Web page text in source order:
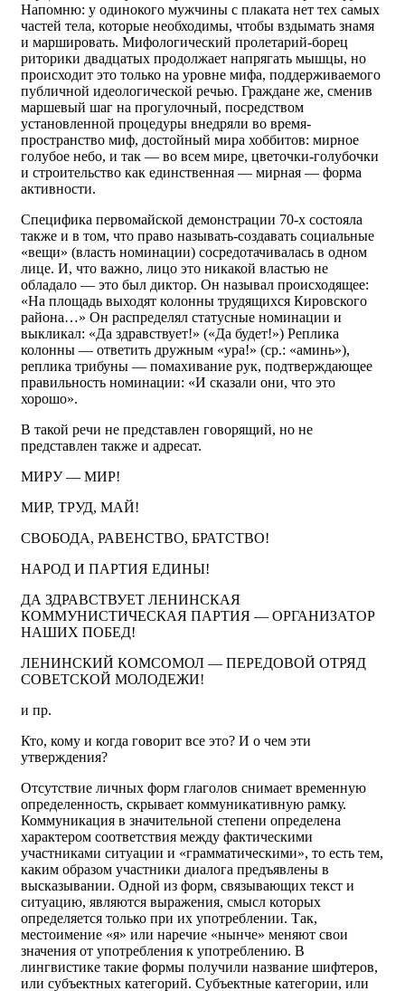
Напомню: у одинокого мужчины с плаката нет тех самых
частей тела, которые необходимы, чтобы вздымать знамя
и маршировать. Мифологический пролетарий-борец
риторики двадцатых продолжает напрягать мышцы, но
происходит это только на уровне мифа, поддерживаемого
публичной идеологической речью. Граждане же, сменив
маршевый шаг на прогулочный, посредством
установленной процедуры внедряли во время-
пространство миф, достойный мира хоббитов: мирное
голубое небо, и так — во всем мире, цветочки-голубочки
и строительство как единственная — мирная — форма
активности.
Специфика первомайской демонстрации 70-х состояла
также и в том, что право называть-создавать социальные
«вещи» (власть номинации) сосредотачивалась в одном
лице. И, что важно, лицо это никакой властью не
обладало — это был диктор. Он называл происходящее:
«На площадь выходят колонны трудящихся Кировского
района…» Он распределял статусные номинации и
выкликал: «Да здравствует!» («Да будет!») Реплика
колонны — ответить дружным «ура!» (ср.: «аминь»),
реплика трибуны — помахивание рук, подтверждающее
правильность номинации: «И сказали они, что это
хорошо».
В такой речи не представлен говорящий, но не
представлен также и адресат.
МИРУ — МИР!
МИР, ТРУД, МАЙ!
СВОБОДА, РАВЕНСТВО, БРАТСТВО!
НАРОД И ПАРТИЯ ЕДИНЫ!
ДА ЗДРАВСТВУЕТ ЛЕНИНСКАЯ
КОММУНИСТИЧЕСКАЯ ПАРТИЯ — ОРГАНИЗАТОР
НАШИХ ПОБЕД!
ЛЕНИНСКИЙ КОМСОМОЛ — ПЕРЕДОВОЙ ОТРЯД
СОВЕТСКОЙ МОЛОДЕЖИ!
и пр.
Кто, кому и когда говорит все это? И о чем эти
утверждения?
Отсутствие личных форм глаголов снимает временную
определенность, скрывает коммуникативную рамку.
Коммуникация в значительной степени определена
характером соответствия между фактическими
участниками ситуации и «грамматическими», то есть тем,
каким образом участники диалога предъявлены в
высказывании. Одной из форм, связывающих текст и
ситуацию, являются выражения, смысл которых
определяется только при их употреблении. Так,
местоимение «я» или наречие «нынче» меняют свои
значения от употребления к употреблению. В
лингвистике такие формы получили название шифтеров,
или субъектных категорий. Субъектные категории, или